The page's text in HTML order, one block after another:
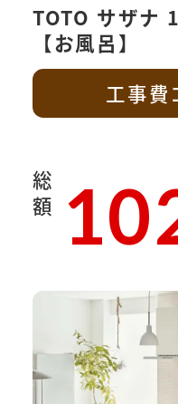
TOTO サザナ
【お風呂】
工事費
総
額